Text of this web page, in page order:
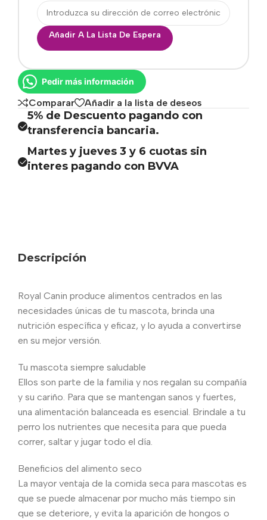
Añadir A La Lista De Espera
Pedir más información
Comparar Añadir a la lista de deseos
5% de Descuento pagando con
transferencia bancaria.
Martes y jueves 3 y 6 cuotas sin
interes pagando con BVVA
Descripción
Royal Canin produce alimentos centrados en las
necesidades únicas de tu mascota, brinda una
nutrición específica y eficaz, y lo ayuda a convertirse
en su mejor versión.
Tu mascota siempre saludable
Ellos son parte de la familia y nos regalan su compañía
y su cariño. Para que se mantengan sanos y fuertes,
una alimentación balanceada es esencial. Brindale a tu
perro los nutrientes que necesita para que pueda
correr, saltar y jugar todo el día.
Beneficios del alimento seco
La mayor ventaja de la comida seca para mascotas es
que se puede almacenar por mucho más tiempo sin
que se deteriore, y evita la aparición de hongos o